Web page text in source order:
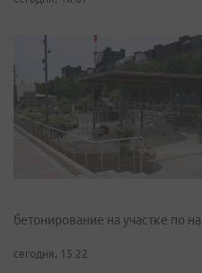
бетонирование на участке по
сегодня, 15:22